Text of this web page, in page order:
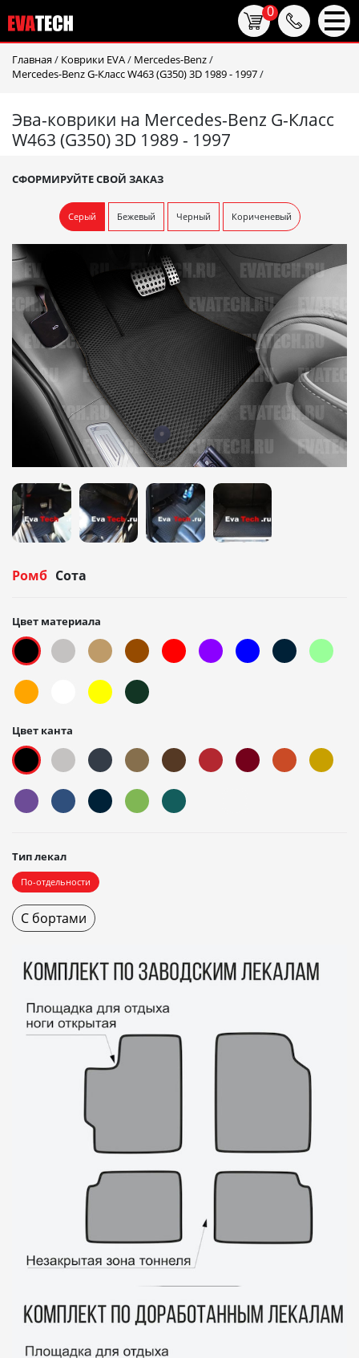
Главная / Коврики EVA/ Mercedes-Benz/
Mercedes-Benz G-Класс W463 (G350) 3D 1989 - 1997/
Эва-коврики на Mercedes-Benz G-Класс
W463 (G350) 3D 1989 - 1997
СФОРМИРУЙТЕ СВОЙ ЗАКАЗ
Серый Бежевый Черный Кориченевый
Ромб Сота
Цвет материала
Цвет канта
Тип лекал
По-отдельности
С бортами
0